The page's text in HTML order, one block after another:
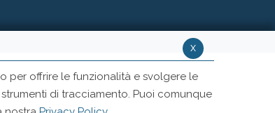
x
per offrire le funzionalità e svolgere le
di tracciamento. Puoi comunque